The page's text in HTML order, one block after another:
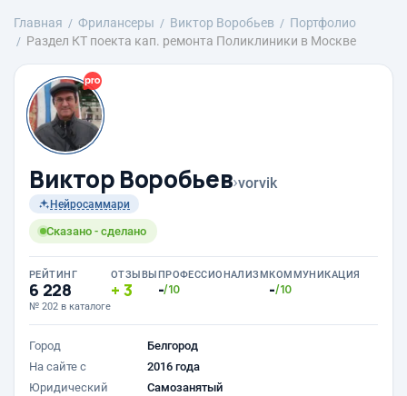
Главная Фрилансеры Виктор Воробьев
Портфолио
Раздел КТ поекта кап. ремонта Поликлиники в Москве
Виктор Воробьев›vorvik
Нейросаммари
Сказано - сделано
РЕЙТИНГ
6 228
№ 202 в каталоге
ОТЗЫВЫ
3
ПРОФЕССИОНАЛИЗМ
-/10
КОММУНИКАЦИЯ
-/10
Город
Белгород
На сайте с
2016 года
Юридический
Самозанятый